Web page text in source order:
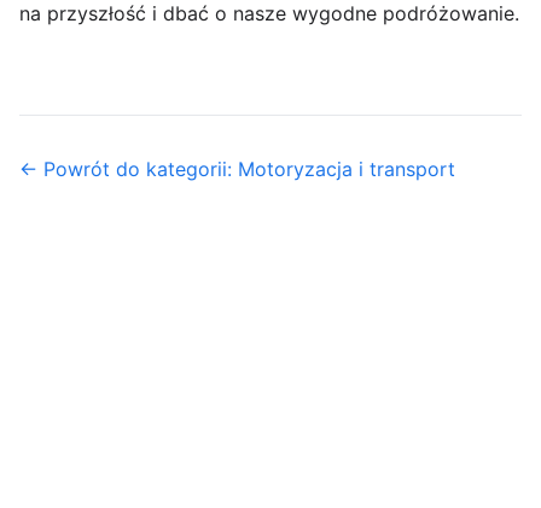
na przyszłość i dbać o nasze wygodne podróżowanie.
← Powrót do kategorii: Motoryzacja i transport